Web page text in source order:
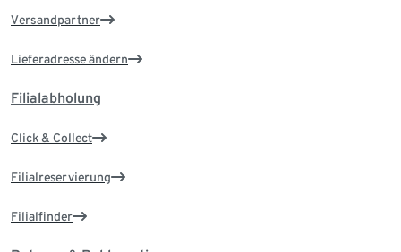
Versandpartner
Lieferadresse ändern
Filialabholung
Click & Collect
Filialreservierung
Filialfinder